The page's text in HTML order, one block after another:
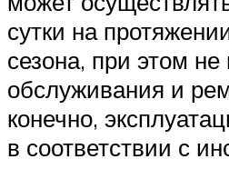
сутки на
сезона, при этом не
обслуживания и
конечно,
в соответствии с